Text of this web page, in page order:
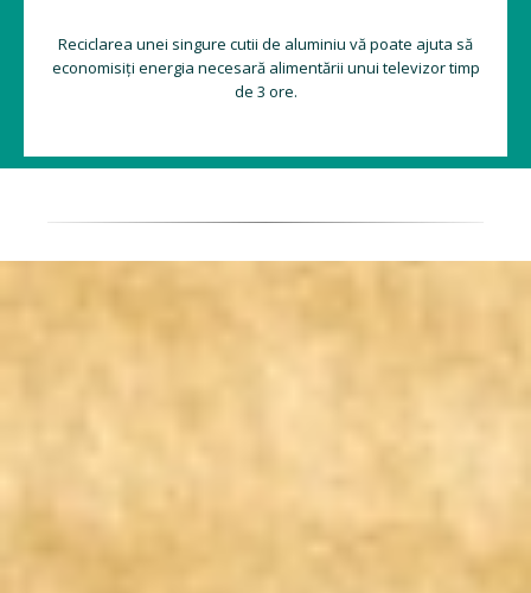
Reciclarea unei singure cutii de aluminiu vă poate ajuta să
economisiți energia necesară alimentării unui televizor timp
de 3 ore.